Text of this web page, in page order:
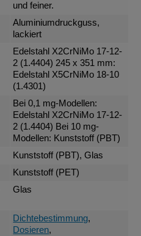
und feiner.
Aluminiumdruckguss,
lackiert
Edelstahl X2CrNiMo 17-12-
2 (1.4404) 245 x 351 mm:
Edelstahl X5CrNiMo 18-10
(1.4301)
Bei 0,1 mg-Modellen:
Edelstahl X2CrNiMo 17-12-
2 (1.4404) Bei 10 mg-
Modellen: Kunststoff (PBT)
Kunststoff (PBT), Glas
Kunststoff (PET)
Glas
Dichtebestimmung,
Dosieren,